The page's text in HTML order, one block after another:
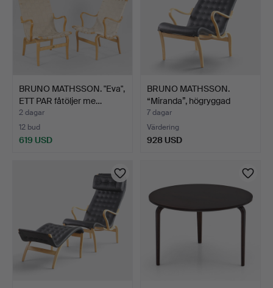
BRUNO MATHSSON. "Eva",
ETT PAR fåtöljer me…
2 dagar
12 bud
619 USD
BRUNO MATHSSON.
“Miranda”, högryggad
fåtöl…
7 dagar
Värdering
928 USD